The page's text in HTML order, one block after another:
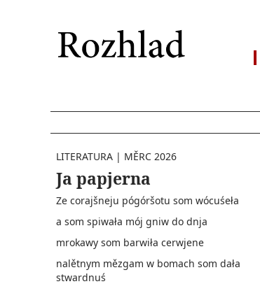
LITERATURA | MĚRC 2026
Ja papjerna
Ze corajšneju pógóršotu som wócuśeła
a som spiwała mój gniw do dnja
mrokawy som barwiła cerwjene
nalětnym mězgam w bomach som dała
stwardnuś